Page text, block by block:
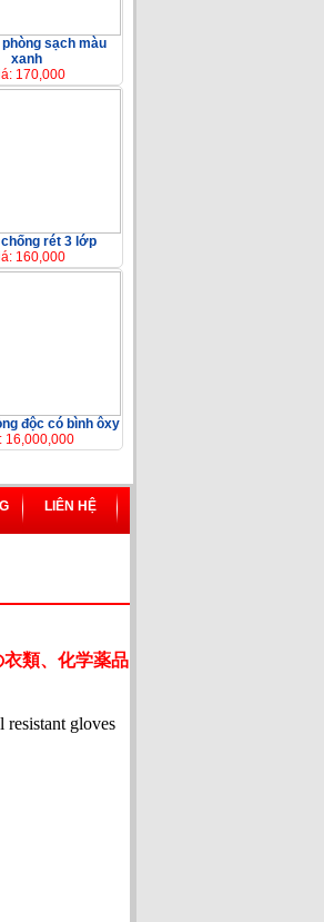
phòng sạch màu
xanh
170,000
rét 3 lớp
160,000
độc có bình ôxy
16,000,000
LIÊN HỆ
類、化学薬品
resistant gloves